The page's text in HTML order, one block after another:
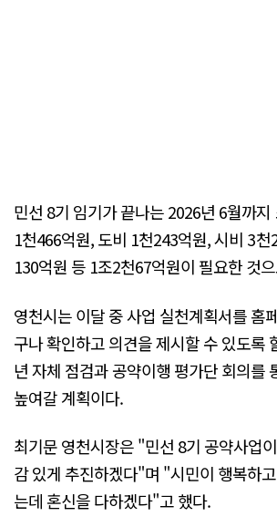
민선 8기 임기가 끝나는 2026년 6월까
1천466억원, 도비 1천243억원, 시비 3천
130억원 등 1조2천67억원이 필요한 것
영천시는 이달 중 사업 실천계획서를 홈
구나 확인하고 의견을 제시할 수 있도록
년 자체 점검과 공약이행 평가단 회의를
높여갈 계획이다.
최기문 영천시장은 "민선 8기 공약사업
감 있게 추진하겠다"며 "시민이 행복하
는데 혼신을 다하겠다"고 했다.